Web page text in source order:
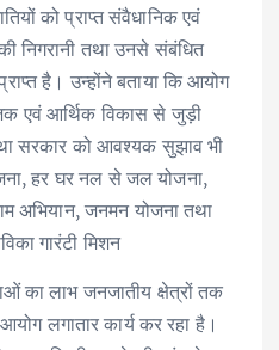
को प्राप्त संवैधानिक एवं
निगरानी तथा उनसे संबंधित
है। उन्होंने बताया कि आयोग
एवं आर्थिक विकास से जुड़ी
सरकार को आवश्यक सुझाव भी
हर घर नल से जल योजना,
अभियान, जनमन योजना तथा
गारंटी मिशन
का लाभ जनजातीय क्षेत्रों तक
लगातार कार्य कर रहा है।